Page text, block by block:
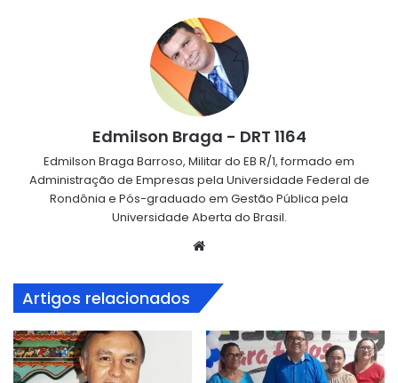
Edmilson Braga - DRT 1164
Edmilson Braga Barroso, Militar do EB R/1, formado em
Administração de Empresas pela Universidade Federal de
Rondônia e Pós-graduado em Gestão Pública pela
Universidade Aberta do Brasil.
Artigos relacionados